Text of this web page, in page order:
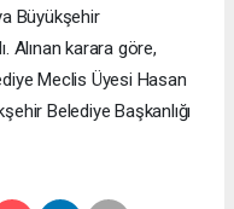
Büyükşehir
Alınan karara göre,
Meclis Üyesi Hasan
Belediye Başkanlığı